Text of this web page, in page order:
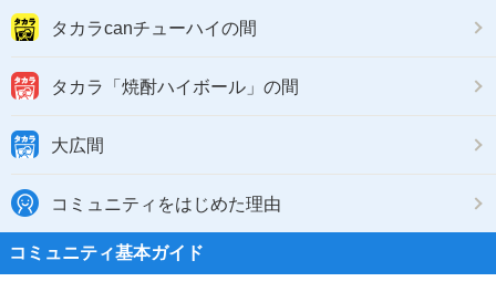
タカラcanチューハイの間
タカラ「焼酎ハイボール」の間
大広間
コミュニティをはじめた理由
コミュニティ基本ガイド